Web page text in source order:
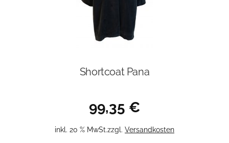
Shortcoat Pana
99,35 €
inkl. 20 % MwSt.zzgl. Versandkosten